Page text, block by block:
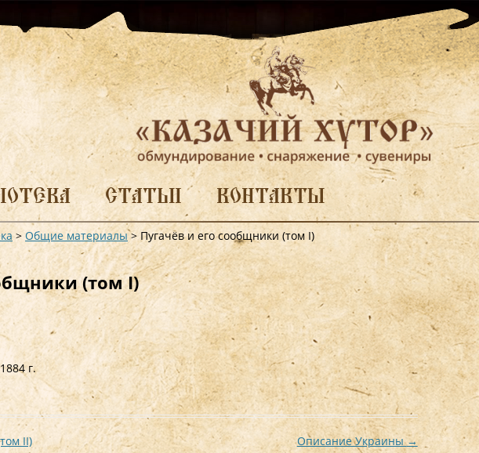
СТАТЬИ КОНТАКТЫ
> Общие материалы> Пугачёв и его сообщники (том I)
(том I)
г.
II) Описание Украины→